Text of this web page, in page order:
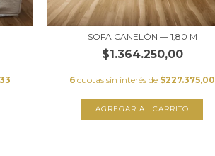
SOFA CANELÓN — 1,80 M
$1.364.250,00
6 cuotas sin interés de $227.375,00